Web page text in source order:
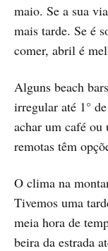
maio. Se a sua
mais tarde. Se é
comer, abril é
Alguns beach
irregular até 1°
achar um café ou
remotas têm
O clima na
Tivemos uma
meia hora de
beira da estrada